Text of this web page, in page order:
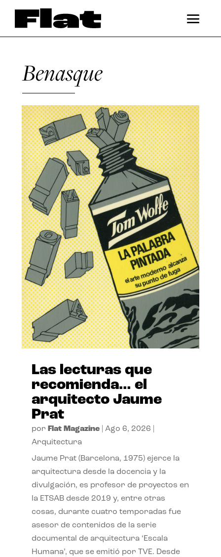
Benasque
Las lecturas que
recomienda… el
arquitecto Jaume
Prat
por Flat Magazine| Ago 6, 2026
Arquitectura
Jaume Prat (Barcelona, 1975) ejerce la
arquitectura desde la docencia y la
divulgación, es profesor de proyectos en
la ETSAB desde 2019 y, entre otras
cosas, durante cuatro temporadas fue
asesor de contenidos de la serie
documental de arquitectura ‘Escala
Humana’, que se emitió por TVE. Desde